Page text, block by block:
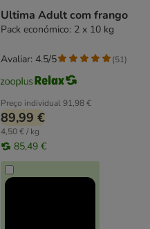
Ultima Adult com frango
Pack económico: 2 x 10 kg
Preço individual91,98 €
89,99 €
4,50 € / kg
85,49 €
Avaliar: 4.5/5 (51)